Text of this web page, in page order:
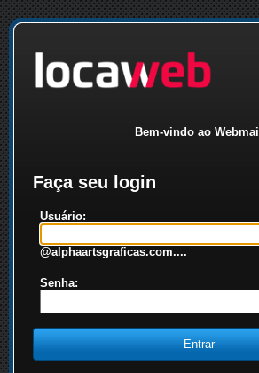
Bem-vindo ao Webmail
Faça seu login
Usuário:
@alphaartsgraficas.com....
Senha: